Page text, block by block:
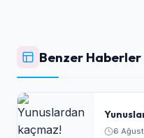
Benzer Haberler
6